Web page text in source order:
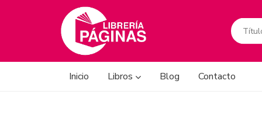
Inicio Libros Blog Contacto